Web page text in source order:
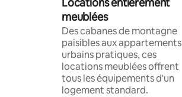
meublées
Des cabanes de montagne
paisibles aux appartements
urbains pratiques, ces
locations meublées offrent
tous les équipements d'un
logement standard.